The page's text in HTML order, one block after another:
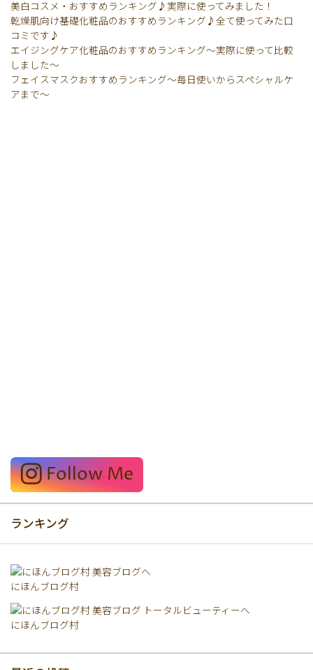
美白コスメ・おすすめランキング♪実際に使ってみました！
乾燥肌向け基礎化粧品のおすすめランキング♪全て使ってみた口
コミです♪
エイジングケア化粧品のおすすめランキング〜実際に使って比較
しました〜
フェイスマスクおすすめランキング〜毎日使いからスペシャルケ
アまで〜
Follow Me
ランキング
にほんブログ村
にほんブログ村